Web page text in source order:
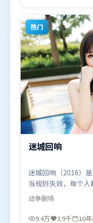
热门
迷城回响
迷城回响（2016）
当规则失效，每个
场与底线。人物关系
推动信息增量。由薛
尼·贾，张家辉等联
战争剧场
9.4万 3.9千 10